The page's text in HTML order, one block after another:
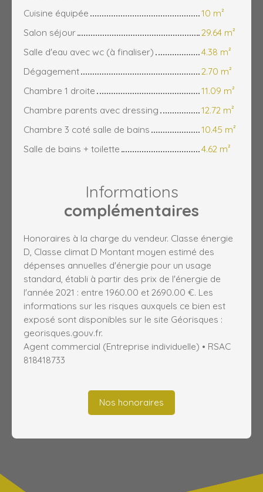
Cuisine équipée
10 m²
Salon séjour
29.64 m²
Salle d'eau avec wc (à finaliser)
4.38 m²
Dégagement
2.70 m²
Chambre 1 droite
11.09 m²
Chambre parents avec dressing
12.72 m²
Chambre 3 coté salle de bains
10.45 m²
Salle de bains + toilette
4.62 m²
Informations
complémentaires
Honoraires à la charge du vendeur. Classe énergie
D, Classe climat D Montant moyen estimé des
dépenses annuelles d'énergie pour un usage
standard, établi à partir des prix de l'énergie de
l'année 2021 : entre 1960.00 et 2690.00 €. Les
informations sur les risques auxquels ce bien est
exposé sont disponibles sur le site Géorisques :
georisques.gouv.fr.
Agent commercial (Entreprise individuelle) • RSAC
818418733
Nos honoraires